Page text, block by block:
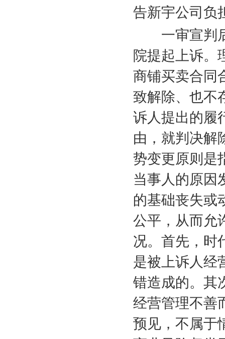
告新宇公司负
一审宣判后
院提起上诉。
商铺买卖合同
致解除、也不
诉人提出的履
由，就判决解
势变更原则是
当事人的原因
的基础丧失或
公平，从而允
况。首先，时
是被上诉人经
错造成的。其
经营管理不善
预见，不属于